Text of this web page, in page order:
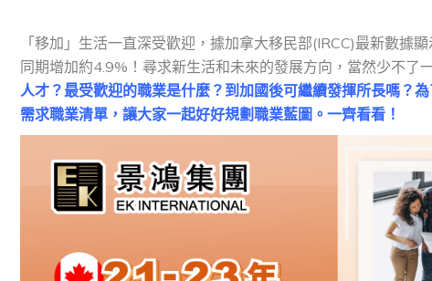
「移加」生活一直深受歡迎，據加拿大移民部(IRCC)最新數
同期增加約4.9%！尋求新生活和未來的發展方向，當然少不了
人才？最受歡迎的職業是什麼？到加國後可繼續發揮所長嗎
需求職業清單，讓大家一起好好規劃職業藍圖。一齊看看！